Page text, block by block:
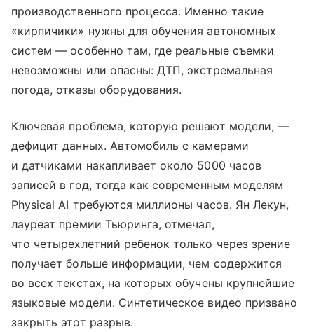
производственного процесса. Именно такие
«кирпичики» нужны для обучения автономных
систем — особенно там, где реальные съемки
невозможны или опасны: ДТП, экстремальная
погода, отказы оборудования.
Ключевая проблема, которую решают модели, —
дефицит данных. Автомобиль с камерами
и датчиками накапливает около 5000 часов
записей в год, тогда как современным моделям
Physical AI требуются миллионы часов. Ян Лекун,
лауреат премии Тьюринга, отмечал,
что четырехлетний ребенок только через зрение
получает больше информации, чем содержится
во всех текстах, на которых обучены крупнейшие
языковые модели. Синтетическое видео призвано
закрыть этот разрыв.